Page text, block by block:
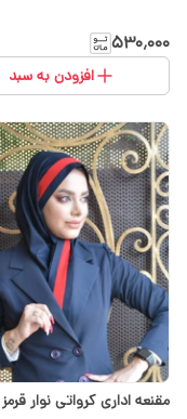
۵۳۰٬۰۰۰
افزودن به سبد
مقنعه اداری کرواتی نوار قرمز